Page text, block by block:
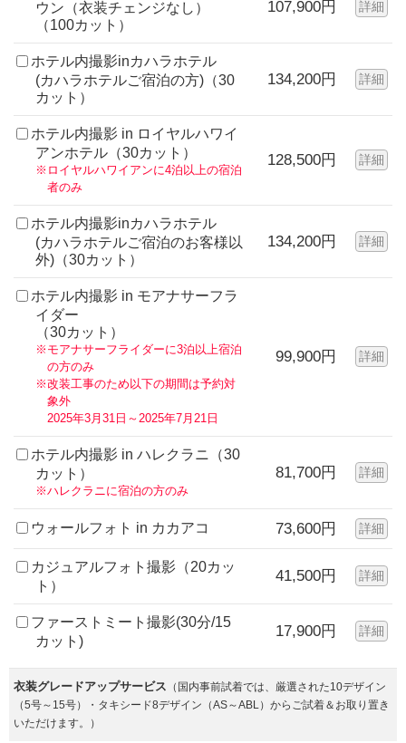
ウン（衣装チェンジなし）
（100カット）
107,900円 詳細
ホテル内撮影inカハラホテル
(カハラホテルご宿泊の方)（30
カット）
134,200円 詳細
ホテル内撮影 in ロイヤルハワイ
アンホテル（30カット）
※ロイヤルハワイアンに4泊以上の宿泊
者のみ
128,500円 詳細
ホテル内撮影inカハラホテル
(カハラホテルご宿泊のお客様以
外)（30カット）
134,200円 詳細
ホテル内撮影 in モアナサーフラ
イダー
（30カット）
※モアナサーフライダーに3泊以上宿泊
の方のみ
※改装工事のため以下の期間は予約対
象外
2025年3月31日～2025年7月21日
99,900円 詳細
ホテル内撮影 in ハレクラニ（30
カット）
※ハレクラニに宿泊の方のみ
81,700円 詳細
ウォールフォト in カカアコ 73,600円 詳細
カジュアルフォト撮影（20カッ
ト）
41,500円 詳細
ファーストミート撮影(30分/15
カット)
17,900円 詳細
衣装グレードアップサービス （国内事前試着では、厳選された10デザイン
（5号～15号）・タキシード8デザイン（AS～ABL）からご試着＆お取り置き
いただけます。）